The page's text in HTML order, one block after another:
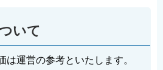
いて
は運営の参考といたします。